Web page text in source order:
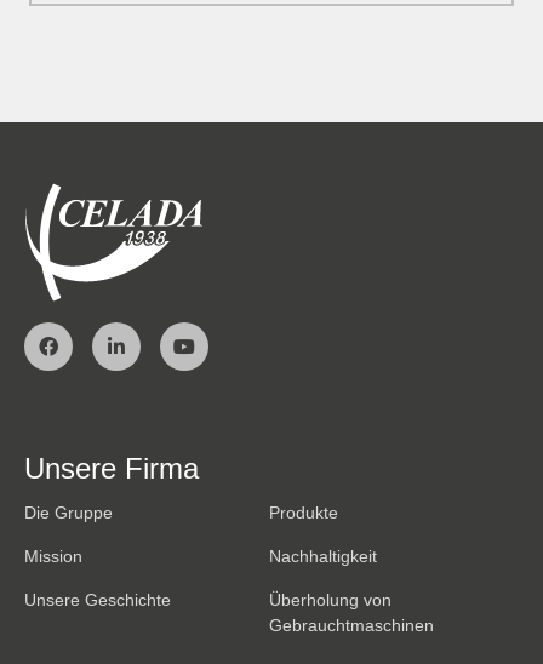
Unsere Firma
Die Gruppe
Mission
Unsere Geschichte
Produkte
Nachhaltigkeit
Überholung von
Gebrauchtmaschinen